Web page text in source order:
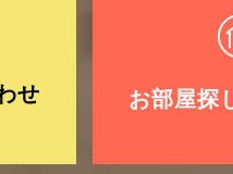
せ お部屋探